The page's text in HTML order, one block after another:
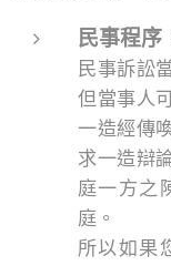
民事程序
民事訴訟
但當事人
一造經傳
求一造辯
庭一方之
庭。
所以如果